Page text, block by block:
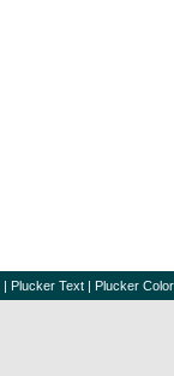
| Plucker Text | Plucker Color